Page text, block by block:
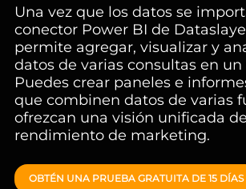
Una vez que los datos se
conector Power BI de
permite agregar, visualizar y
datos de varias consultas en un
Puedes crear paneles e
que combinen datos de varias
ofrezcan una visión unificada
rendimiento de marketing.
OBTÉN UNA PRUEBA GRATUITA DE 15 DÍAS